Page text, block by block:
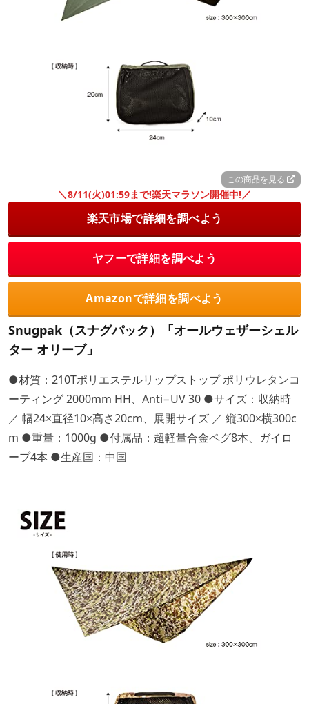
この商品を見る
＼8/11(火)01:59まで!楽天マラソン開催中!／
楽天市場で詳細を調べよう
ヤフーで詳細を調べよう
Amazonで詳細を調べよう
Snugpak（スナグパック）「オールウェザーシェル
ター オリーブ」
●材質：210Tポリエステルリップストップ ポリウレタンコ
ーティング 2000mm HH、Anti−UV 30 ●サイズ：収納時
／ 幅24×直径10×高さ20cm、展開サイズ ／ 縦300×横300c
m ●重量：1000g ●付属品：超軽量合金ペグ8本、ガイロ
ープ4本 ●生産国：中国